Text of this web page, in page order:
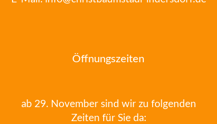
Öffnungszeiten
ab 29. November sind wir zu folgenden
Zeiten für Sie da: